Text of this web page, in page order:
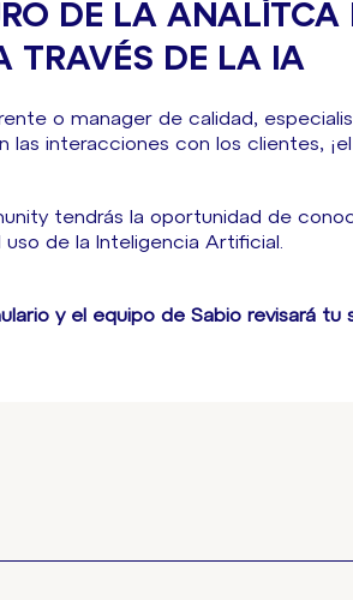
DE LA ANALÍTCA
TRAVÉS DE LA IA
o manager de calidad,
las interacciones con los clientes,
tendrás la oportunidad de
de la Inteligencia Artificial.
y el equipo de Sabio revisará tu